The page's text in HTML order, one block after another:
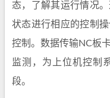
态，了解其运行情况
状态进行相应的控制
控制。数据传输NC板
监测，为上位机控制
段。